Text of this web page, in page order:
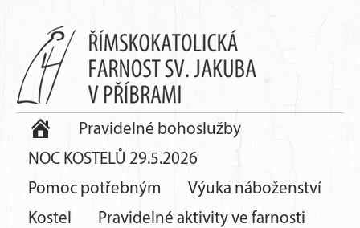
Pravidelné bohoslužby
NOC KOSTELŮ 29.5.2026
Pomoc potřebným
Výuka náboženství
Kostel
Pravidelné aktivity ve farnosti